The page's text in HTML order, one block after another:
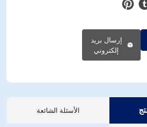
إرسال بريد
إلكتروني
الأسئلة الشائعة